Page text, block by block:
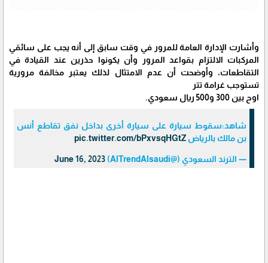
وأشارت الإدارة العامة للمرور في وقت سابق إلى أنه يجب على سائقي
المركبات الالتزام بقواعد المرور وأن يكونوا حذرين عند القيادة في
التقاطعات، وأوضحت أن عدم الامتثال لذلك يعتبر مخالفة مرورية
تستوجب غرامة تتر
اوح بين 300 و500 ريال سعودي.
شاهد:سقوط سيارة على سيارة أخرى بداخل نفق تقاطع أنس
بن مالك بالرياض pic.twitter.com/bPxvsqHGtZ
— الترند السعودي (@AlTrendAlsaudi) June 16, 2023